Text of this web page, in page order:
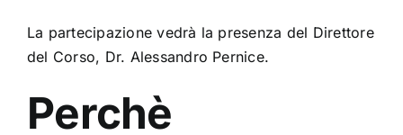
La partecipazione vedrà la presenza del Direttore
del Corso, Dr. Alessandro Pernice.
Perchè